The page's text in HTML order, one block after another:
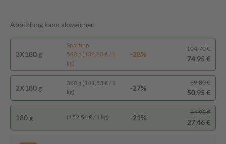
Abbildung kann abweichen
3X180 g
Spartipp
540 g (138,80 € / 1
kg)
-28%
104,70 €
74,95 €
2X180 g
360 g (141,53 € / 1
kg)
-27%
69,80 €
50,95 €
180 g (152,56 € / 1 kg) -21%
34,90 €
27,46 €